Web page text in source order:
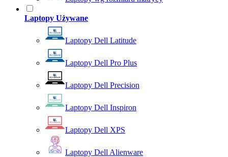
Laptopy Używane
Laptopy Dell Latitude
Laptopy Dell Pro Plus
Laptopy Dell Precision
Laptopy Dell Inspiron
Laptopy Dell XPS
Laptopy Dell Alienware